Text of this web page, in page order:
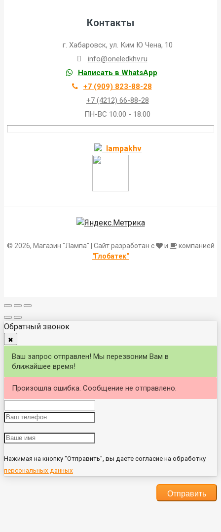
Контакты
г. Хабаровск, ул. Ким Ю Чена, 10
info@oneledkhv.ru
Написать в WhatsApp
+7 (909) 823-88-28
+7 (4212) 66-88-28
ПН-ВС 10:00 - 18:00
lampakhv
© 2026, Магазин "Лампа" | Сайт разработан с и
компанией
"Глобатек"
Обратный звонок
✖
Ваш запрос отправлен! Мы перезвоним Вам в
ближайшее время!
Произошла ошибка. Сообщение не отправлено.
Нажимая на кнопку "Отправить", вы даете согласие на обработку
персональных данных
Отправить